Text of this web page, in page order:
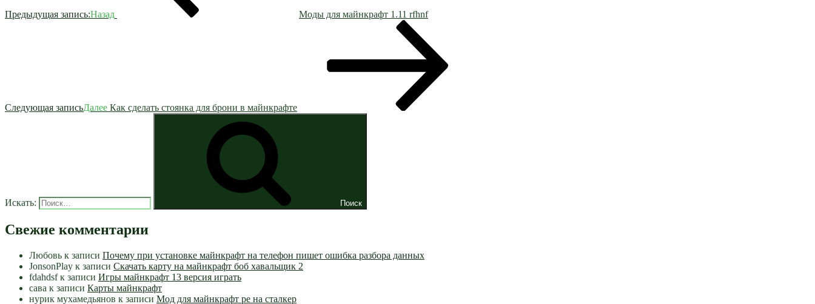
Предыдущая запись:Назад Моды для майнкрафт 1.11 rfhnf
Следующая записьДалее Как сделать стоянка для брони в майнкрафте
Искать: Поиск
Свежие комментарии
Любовь к записи Почему при установке майнкрафт на телефон пишет ошибка разбора данных
JonsonPlay к записи Скачать карту на майнкрафт боб хавальщик 2
fdahdsfк записи Игры майнкрафт 13 версия играть
сава к записи Карты майнкрафт
нурик мухамедьянов к записи Мод для майнкрафт pe на сталкер